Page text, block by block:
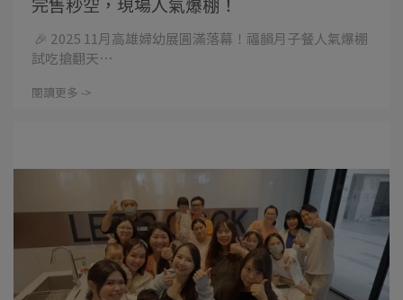
🎉 2025 11月高雄婦幼展圓滿落幕！福韻月子餐人氣爆棚
試吃搶翻天⋯
閱讀更多 ->